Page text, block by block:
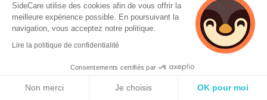
Modèles de documents
Guides Entreprises
Les conventions collectives
Les codes APE / NAF
Base des métiers
SideCare utilise des cookies afin de vous offrir la
meilleure expérience possible. En poursuivant la
navigation, vous acceptez notre politique.
Lire la politique de confidentialité
Consentements certifiés par
Non merci Je choisis OK pour moi
2 personnes
consultent
actuellement cette